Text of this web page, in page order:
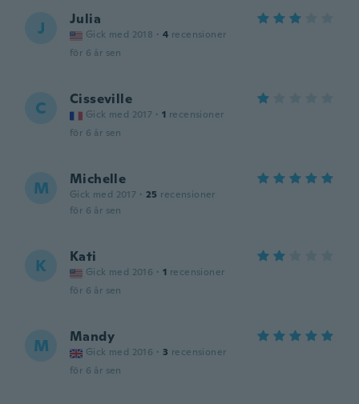
J Julia
Gick med 2018 · 4 recensioner
för 6 år sen
C Cisseville
Gick med 2017 · 1 recensioner
för 6 år sen
M Michelle
Gick med 2017 · 25 recensioner
för 6 år sen
K Kati
Gick med 2016 · 1 recensioner
för 6 år sen
M Mandy
Gick med 2016 · 3 recensioner
för 6 år sen